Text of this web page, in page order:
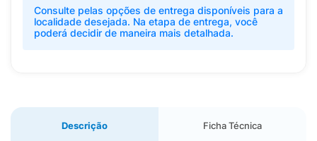
Consulte pelas opções de entrega disponíveis para a
localidade desejada. Na etapa de entrega, você
poderá decidir de maneira mais detalhada.
Descrição Ficha Técnica